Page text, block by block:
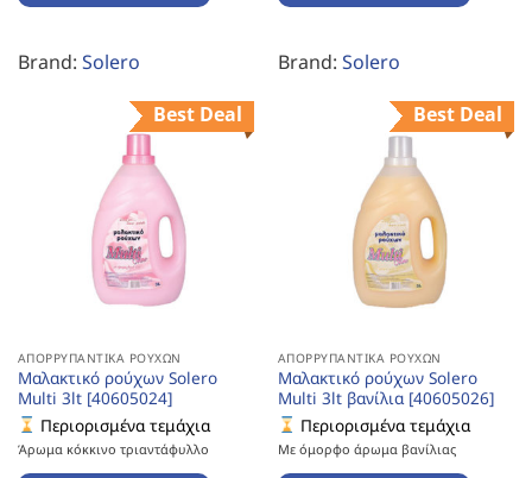
Brand: Solero Brand: Solero
Best Deal
ΑΠΟΡΡΥΠΑΝΤΙΚΆ ΡΟΎΧΩΝ
Μαλακτικό ρούχων Solero
Multi 3lt [40605024]
Περιορισμένα τεμάχια
Άρωμα κόκκινο τριαντάφυλλο
Best Deal
ΑΠΟΡΡΥΠΑΝΤΙΚΆ ΡΟΎΧΩΝ
Μαλακτικό ρούχων Solero
Multi 3lt βανίλια [40605026]
Περιορισμένα τεμάχια
Με όμορφο άρωμα βανίλιας